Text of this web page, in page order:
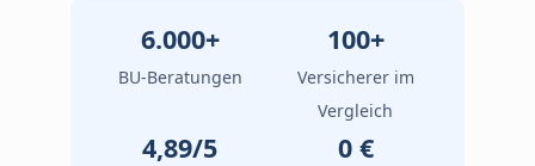
6.000+
BU-Beratungen
100+
Versicherer im
Vergleich
4,89/5 0 €